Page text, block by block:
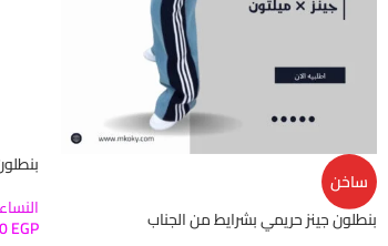
ساخن
بنطلون جينز حريمي بشرايط من الجناب
النساء
EGP